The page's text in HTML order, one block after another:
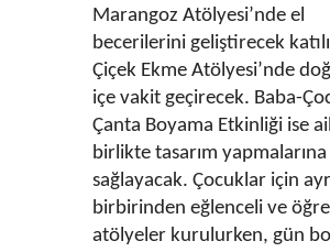
Marangoz Atölyesi’nde el
becerilerini geliştirecek
Çiçek Ekme Atölyesi’nde
içe vakit geçirecek. Baba-
Çanta Boyama Etkinliği ise
birlikte tasarım
sağlayacak. Çocuklar için
birbirinden eğlenceli ve
atölyeler kurulurken, gün